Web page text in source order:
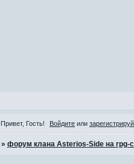
Привет, Гость! Войдите или
» форум клана Asterios-Side на rpg-